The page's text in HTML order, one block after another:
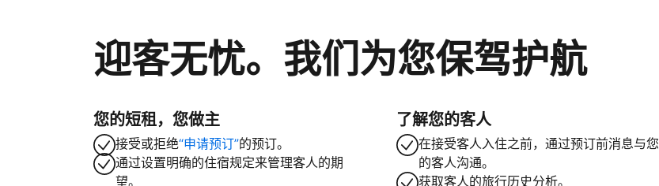
迎客无忧。我们为您保驾护航
您的短租，您做主
接受或拒绝“申请预订”的预订。
通过设置明确的住宿规定来管理客人的期
望。
了解您的客人
在接受客人入住之前，通过预订前消息与您
的客人沟通。
获取客人的旅行历史分析。